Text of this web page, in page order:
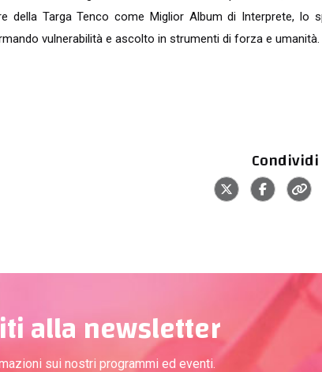
della Targa Tenco come Miglior Album di Interprete, lo
vulnerabilità e ascolto in strumenti di forza e umanità.
Condividi
alla newsletter
sui nostri programmi ed eventi.